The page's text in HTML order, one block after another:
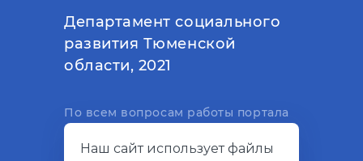
Департамент социального
развития Тюменской
области, 2021
По всем вопросам работы портала
электронный адрес
Наш сайт использует файлы